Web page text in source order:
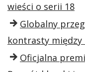
wieści o serii 18
Globalny
kontrasty między
Oficjalna